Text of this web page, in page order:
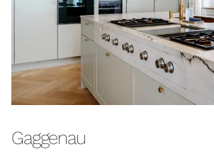
Gaggenau